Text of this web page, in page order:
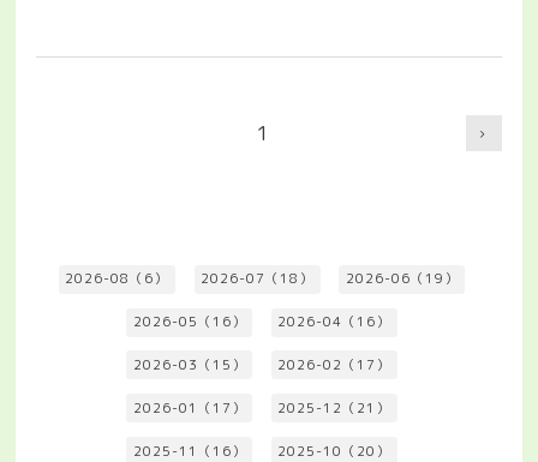
1
2026-08（6） 2026-07（18） 2026-06（19）
2026-05（16） 2026-04（16）
2026-03（15） 2026-02（17）
2026-01（17） 2025-12（21）
2025-11（16） 2025-10（20）